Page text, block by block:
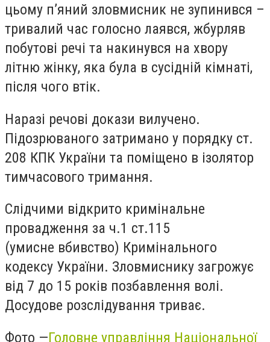
цьому п’яний зловмисник не зупинився –
тривалий час голосно лаявся, жбурляв
побутові речі та накинувся на хвору
літню жінку, яка була в сусідній кімнаті,
після чого втік.
Наразі речові докази вилучено.
Підозрюваного затримано у порядку ст.
208 КПК України та поміщено в ізолятор
тимчасового тримання.
Слідчими відкрито кримінальне
провадження за ч.1 ст.115
(умисне вбивство) Кримінального
кодексу України. Зловмиснику загрожує
від 7 до 15 років позбавлення волі.
Досудове розслідування триває.
Фото —Головне управління Національної